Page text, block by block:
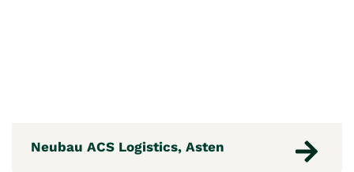
Neubau ACS Logistics, Asten